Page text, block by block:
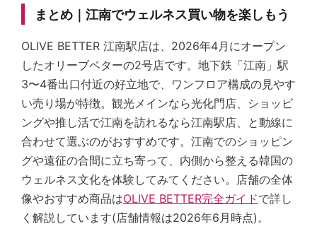
まとめ｜江南でウェルネス買い物を楽しもう
OLIVE BETTER 江南駅店は、2026年4月にオープン
したオリーブベターの2号店です。地下鉄「江南」駅
3〜4番出口付近の好立地で、ワンフロア構成の見やす
い売り場が特徴。観光メインなら光化門店、ショッピ
ングや推し活で江南を訪れるなら江南駅店、と動線に
合わせて選ぶのがおすすめです。江南でのショッピン
グや遠征の合間に立ち寄って、内側から整える韓国の
ウェルネス文化を体験してみてください。店舗の全体
像やおすすめ商品はOLIVE BETTER完全ガイドで詳し
く解説しています(店舗情報は2026年6月時点)。